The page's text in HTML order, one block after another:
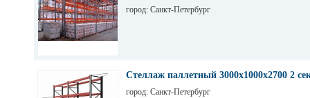
город: Санкт-Петербург
Стеллаж паллетный 3000х1000х2700 2
город: Санкт-Петербург